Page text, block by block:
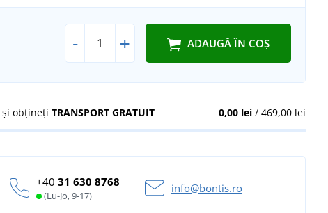
- + ADAUGĂ ÎN COȘ
0,00 lei/ 469,00 lei
și obțineți TRANSPORT GRATUIT
+40 31 630 8768
(Lu-Jo, 9-17)
info@bontis.ro